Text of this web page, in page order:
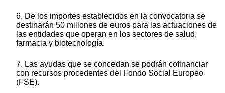
6. De los importes establecidos en la convocatoria se
destinarán 50 millones de euros para las actuaciones de
las entidades que operan en los sectores de salud,
farmacia y biotecnología.
7. Las ayudas que se concedan se podrán cofinanciar
con recursos procedentes del Fondo Social Europeo
(FSE).